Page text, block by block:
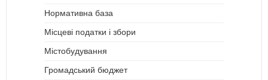
Нормативна база
Місцеві податки і збори
Містобудування
Громадський бюджет